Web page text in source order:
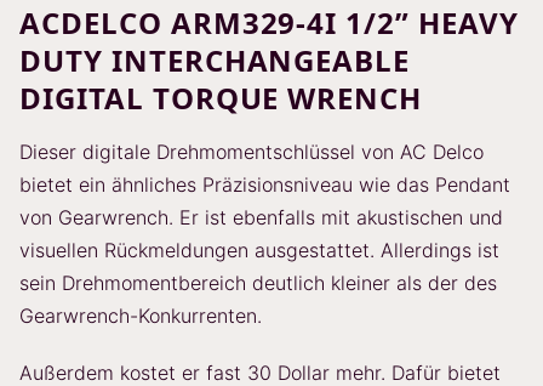
ACDELCO ARM329-4I 1/2” HEAVY
DUTY INTERCHANGEABLE
DIGITAL TORQUE WRENCH
Dieser digitale Drehmomentschlüssel von AC Delco
bietet ein ähnliches Präzisionsniveau wie das Pendant
von Gearwrench. Er ist ebenfalls mit akustischen und
visuellen Rückmeldungen ausgestattet. Allerdings ist
sein Drehmomentbereich deutlich kleiner als der des
Gearwrench-Konkurrenten.
Außerdem kostet er fast 30 Dollar mehr. Dafür bietet